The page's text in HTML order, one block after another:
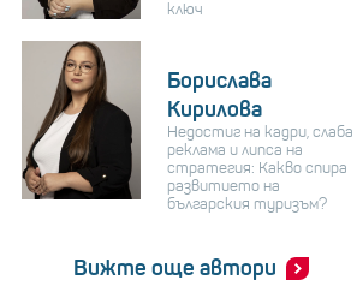
ключ
Борислава
Кирилова
Недостиг на кадри, слаба
реклама и липса на
стратегия: Какво спира
развитието на
българския туризъм?
Вижте още автори